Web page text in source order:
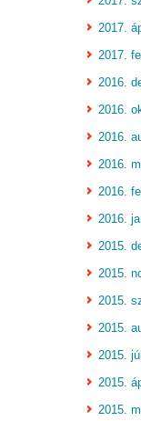
2017.
2017.
2016.
2016.
2016.
2016.
2016.
2016.
2015.
2015.
2015.
2015.
2015.
2015.
2015.